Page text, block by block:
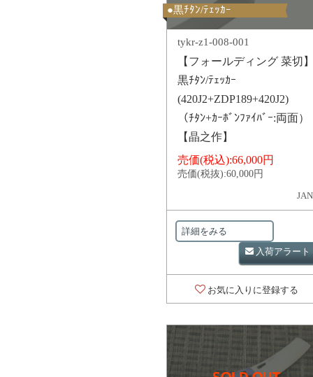
●黒ﾁﾀﾝ/ﾃｪｯｶｰ
tykr-z1-008-001
【フォールディング 菜切
黒ﾁﾀﾝ/ﾃｪｯｶｰ
(420J2+ZDP189+420J2)
（ﾁﾀﾝ+ｶｰﾎﾞﾝﾌｧｲﾊﾞｰ:両面）
【晶之作】
売価(税込):66,000円
売価(税抜):60,000円
詳細をみる
入荷アラート
お気に入りに登録する